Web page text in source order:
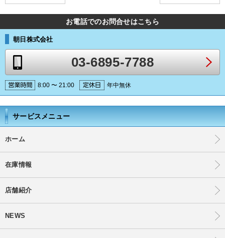
お電話でのお問合せはこちら
朝日株式会社
03-6895-7788
8:00 〜 21:00 年中無休
サービスメニュー
ホーム
在庫情報
店舗紹介
NEWS